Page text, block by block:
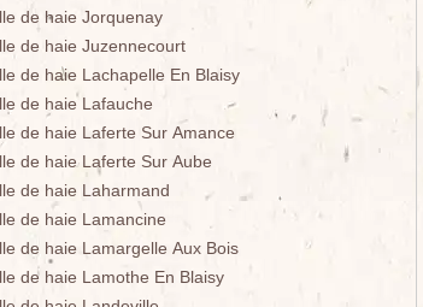
de haie Jorquenay
de haie Juzennecourt
de haie Lachapelle En Blaisy
de haie Lafauche
de haie Laferte Sur Amance
de haie Laferte Sur Aube
de haie Laharmand
de haie Lamancine
de haie Lamargelle Aux Bois
de haie Lamothe En Blaisy